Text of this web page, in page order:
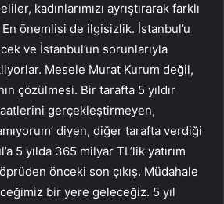
kadınlarımızı ayrıştırarak farklı
En önemlisi de ilgisizlik. İstanbul’u
ve İstanbul’un sorunlarıyla
Mesele Murat Kurum değil,
çözülmesi. Bir tarafta 5 yıldır
gerçekleştirmeyen,
diyen, diğer tarafta verdiği
5 yılda 365 milyar TL’lik yatırım
önceki son çıkış. Müdahale
bir yere geleceğiz. 5 yıl